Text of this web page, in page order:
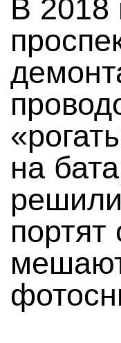
В 2018
на
портят